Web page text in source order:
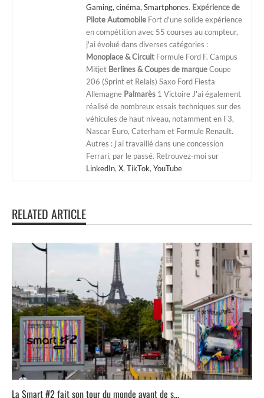
Gaming, cinéma, Smartphones. Expérience de
Pilote Automobile Fort d'une solide expérience
en compétition avec 55 courses au compteur,
j'ai évolué dans diverses catégories :
Monoplace & Circuit Formule Ford F. Campus
Mitjet Berlines & Coupes de marqueCoupe
206 (Sprint et Relais) Saxo Ford Fiesta
Allemagne Palmarès 1 Victoire J'ai également
réalisé de nombreux essais techniques sur des
véhicules de haut niveau, notamment en F3,
Nascar Euro, Caterham et Formule Renault.
Autres : j'ai travaillé dans une concession
Ferrari, par le passé. Retrouvez-moi sur
LinkedIn, X, TikTok, YouTube
RELATED ARTICLE
La Smart #2 fait son tour du monde avant de s...